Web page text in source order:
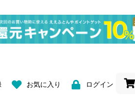
お気に入り ログイン